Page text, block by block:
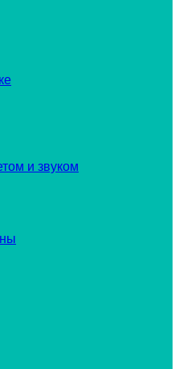
и звуком